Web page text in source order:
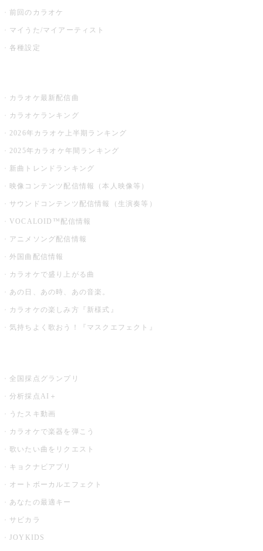
前回のカラオケ
マイうた/マイアーティスト
各種設定
カラオケ最新配信曲
カラオケランキング
2026年カラオケ上半期ランキング
2025年カラオケ年間ランキング
新曲トレンドランキング
映像コンテンツ配信情報（本人映像等）
サウンドコンテンツ配信情報（生演奏等）
VOCALOID™配信情報
アニメソング配信情報
外国曲配信情報
カラオケで盛り上がる曲
あの日、あの時、あの音楽。
カラオケの楽しみ方『新様式』
気持ちよく歌おう！『マスクエフェクト』
全国採点グランプリ
分析採点AI＋
うたスキ動画
カラオケで楽器を弾こう
歌いたい曲をリクエスト
キョクナビアプリ
オートボーカルエフェクト
あなたの最適キー
サビカラ
JOYKIDS